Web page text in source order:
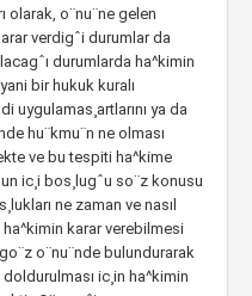
olarak, o¨nu¨ne gelen
verdigˆi durumlar da
durumlarda ha^kimin
bir hukuk kuralı
uygulamas¸artlarını ya da
hu¨kmu¨n ne olması
ve bu tespiti ha^kime
ic¸i bos¸lugˆu so¨z konusu
ne zaman ve nasıl
ha^kimin karar verebilmesi
o¨nu¨nde bulundurarak
ic¸in ha^kimin